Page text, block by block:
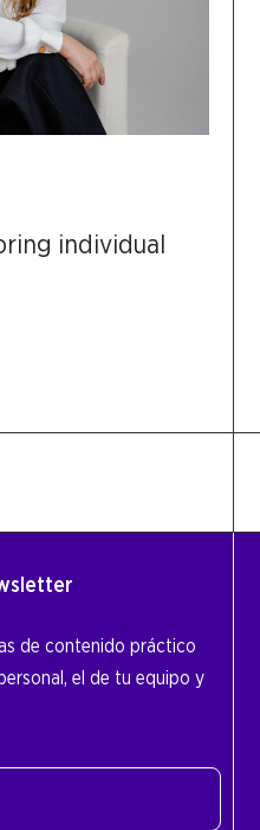
individual
de contenido práctico
el de tu equipo y